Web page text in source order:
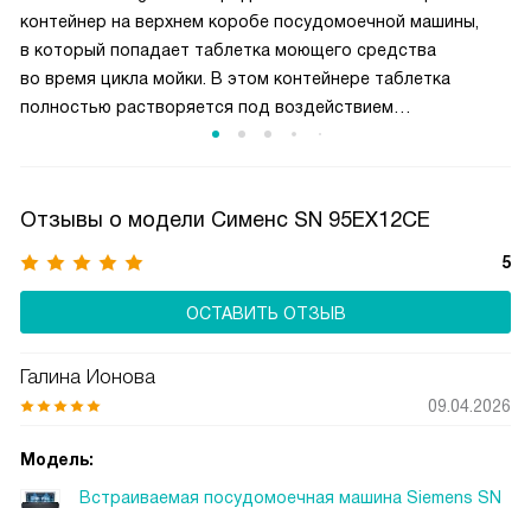
контейнер на верхнем коробе посудомоечной машины,
в который попадает таблетка моющего средства
во время цикла мойки. В этом контейнере таблетка
полностью растворяется под воздействием
направленных струй воды, обеспечивая равномерное
может упасть на дно камеры или застрять между
и превосходное качество мытья.
Отзывы о модели Сименс SN 95EX12CE
5
ОСТАВИТЬ ОТЗЫВ
Галина Ионова
09.04.2026
Модель:
Встраиваемая посудомоечная машина Siemens SN